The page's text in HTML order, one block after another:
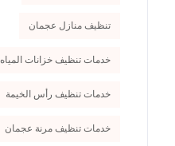
تنظيف منازل عجمان
خدمات تنظيف خزانات المياه
خدمات تنظيف رأس الخيمة
خدمات تنظيف مرنة عجمان